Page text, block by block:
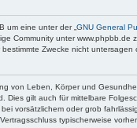
um eine unter der „ GNU General
Community unter
Zwecke nicht
von Leben, Körper und
Dies gilt auch für mittelbare
vorsätzlichem oder grob
typischerweise